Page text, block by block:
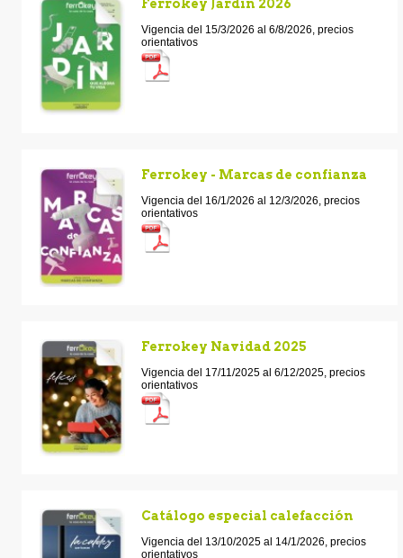
Ferrokey Jardin 2026
Vigencia del 15/3/2026 al 6/8/2026, precios
orientativos
Ferrokey - Marcas de confianza
Vigencia del 16/1/2026 al 12/3/2026, precios
orientativos
Ferrokey Navidad 2025
Vigencia del 17/11/2025 al 6/12/2025, precios
orientativos
Catálogo especial calefacción
Vigencia del 13/10/2025 al 14/1/2026, precios
orientativos